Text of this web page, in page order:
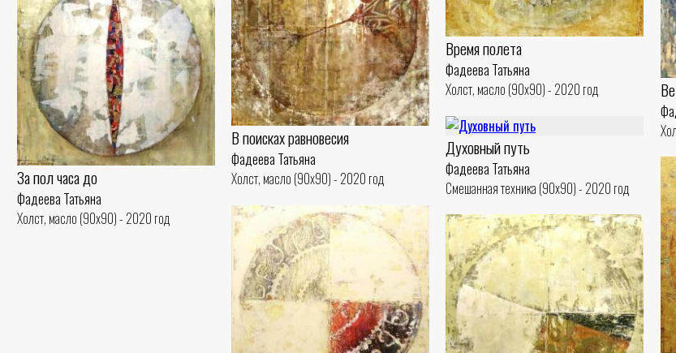
Время полета
Фадеева Татьяна
Холст, масло (90x90) - 2020 год
В поисках равновесия
Фадеева Татьяна
Холст, масло (90x90) - 2020 год
За пол часа до
Фадеева Татьяна
Холст, масло (90x90) - 2020 год
Духовный путь
Фадеева Татьяна
Смешанная техника (90x90) - 2020 год